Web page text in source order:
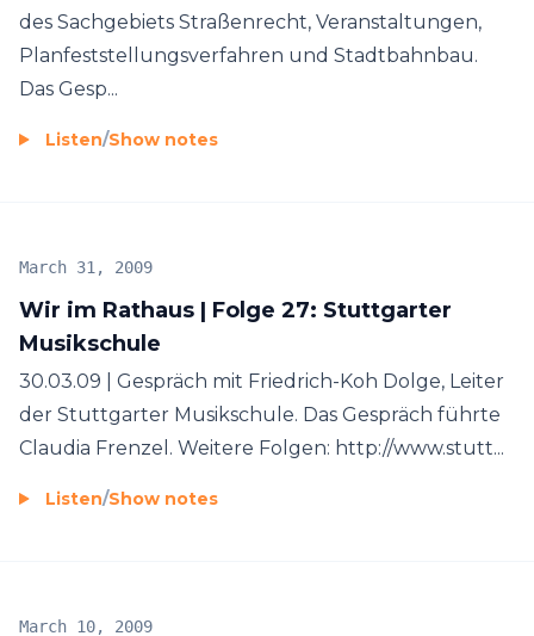
des Sachgebiets Straßenrecht, Veranstaltungen,
Planfeststellungsverfahren und Stadtbahnbau.
Das Gesp...
Listen/Show notes
Wir im Rathaus | Folge 27: Stuttgarter
Musikschule
March 31, 2009
30.03.09 | Gespräch mit Friedrich-Koh Dolge, Leiter
der Stuttgarter Musikschule. Das Gespräch führte
Claudia Frenzel. Weitere Folgen: http://www.stutt...
Listen/Show notes
March 10, 2009